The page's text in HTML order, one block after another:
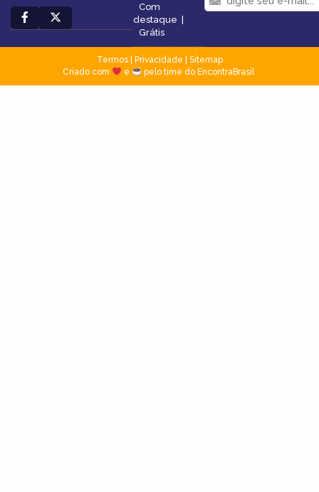
Com
destaque |
Grátis
Termos| Privacidade
Sitemap
Criado com
e pelo time do EncontraBrasil